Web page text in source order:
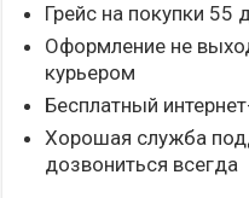
Грейс на покупки 55
Оформление не
курьером
Бесплатный
Хорошая служба
дозвониться всегда